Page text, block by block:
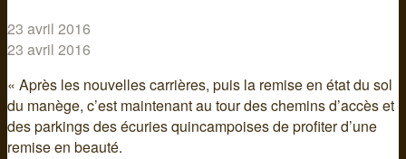
23 avril 2016
23 avril 2016
« Après les nouvelles carrières, puis la remise en état du sol
du manège, c’est maintenant au tour des chemins d’accès et
des parkings des écuries quincampoises de profiter d’une
remise en beauté.